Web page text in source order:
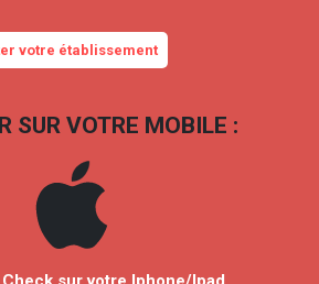
votre établissement
SUR VOTRE MOBILE :